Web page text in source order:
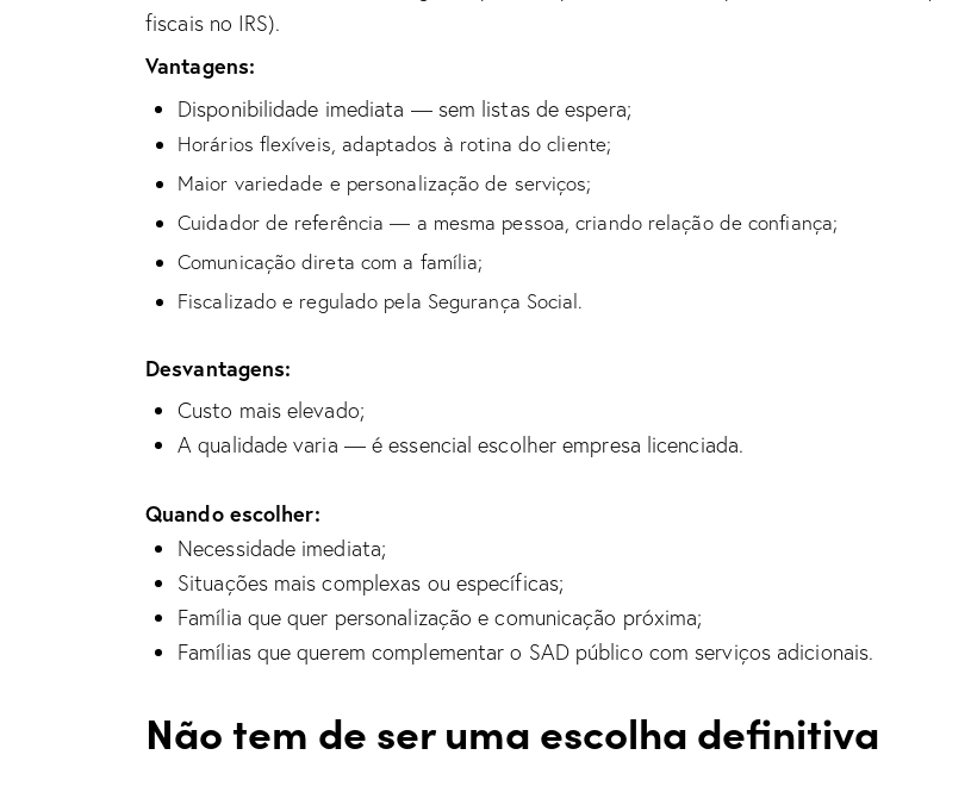
fiscais no IRS).
Vantagens:
Disponibilidade imediata — sem listas de espera;
Horários flexíveis, adaptados à rotina do cliente;
Maior variedade e personalização de serviços;
Cuidador de referência — a mesma pessoa, criando relação de confiança;
Comunicação direta com a família;
Fiscalizado e regulado pela Segurança Social.
Desvantagens:
Custo mais elevado;
A qualidade varia — é essencial escolher empresa licenciada.
Quando escolher:
Necessidade imediata;
Situações mais complexas ou específicas;
Família que quer personalização e comunicação próxima;
Famílias que querem complementar o SAD público com serviços adicionais.
Não tem de ser uma escolha definitiva